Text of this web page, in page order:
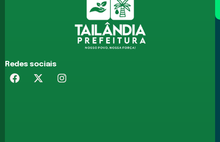
Redes sociais